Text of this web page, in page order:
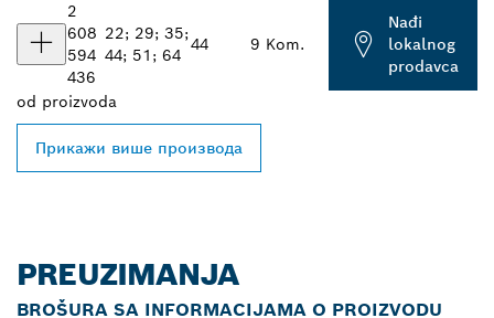
2
608
594
436
22; 29; 35;
44; 51; 64
44 9 Kom.
Nađi
lokalnog
prodavca
od proizvoda
Прикажи више производа
PREUZIMANJA
BROŠURA SA INFORMACIJAMA O PROIZVODU